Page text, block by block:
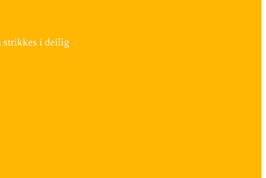
strikkes i deilig